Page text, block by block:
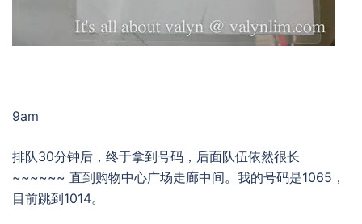
9am
排队30分钟后，终于拿到号码，后面队伍依然很长
~~~~~~ 直到购物中心广场走廊中间。我的号码是1065，
目前跳到1014。